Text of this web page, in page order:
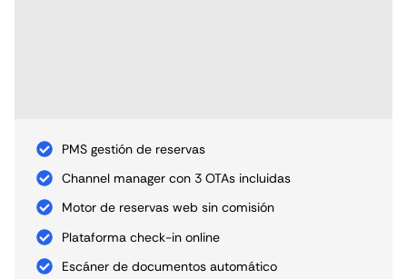
PMS gestión de reservas
Channel manager con 3 OTAs incluidas
Motor de reservas web sin comisión
Plataforma check-in online
Escáner de documentos automático